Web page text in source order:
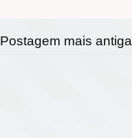
Postagem mais antiga